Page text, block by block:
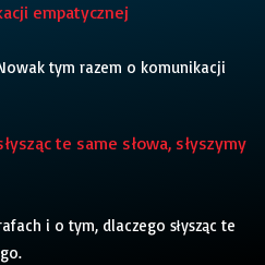
empatycznej
tym razem o komunikacji
te same słowa, słyszymy
i o tym, dlaczego słysząc te